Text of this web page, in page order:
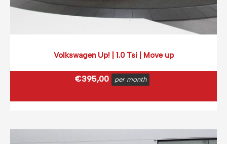
Volkswagen Up! | 1.0 Tsi | Move up
€395,00 per month
Prijs op basis van 2000 km per month.